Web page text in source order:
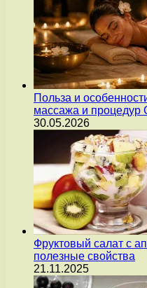
Польза и
массажа и процедур
30.05.2026
Фруктовый салат с
полезные свойства
21.11.2025